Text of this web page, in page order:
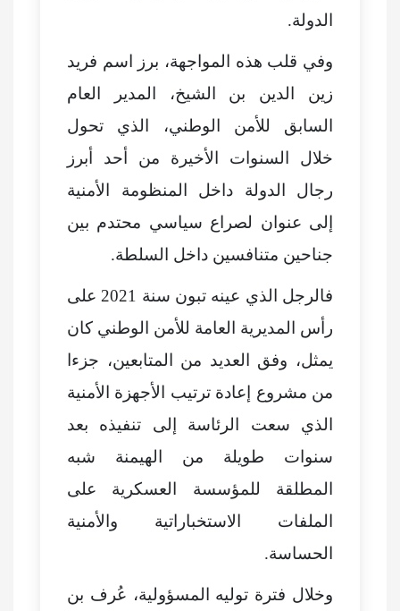
الدولة.
وفي قلب هذه المواجهة، برز اسم فريد
زين الدين بن الشيخ، المدير العام
السابق للأمن الوطني، الذي تحول
خلال السنوات الأخيرة من أحد أبرز
رجال الدولة داخل المنظومة الأمنية
إلى عنوان لصراع سياسي محتدم بين
جناحين متنافسين داخل السلطة.
فالرجل الذي عينه تبون سنة 2021 على
رأس المديرية العامة للأمن الوطني كان
يمثل، وفق العديد من المتابعين، جزءا
من مشروع إعادة ترتيب الأجهزة الأمنية
الذي سعت الرئاسة إلى تنفيذه بعد
سنوات طويلة من الهيمنة شبه
المطلقة للمؤسسة العسكرية على
الملفات الاستخباراتية والأمنية
الحساسة.
وخلال فترة توليه المسؤولية، عُرف بن